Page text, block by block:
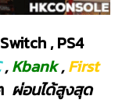
, PS4
,Kbank,First
ผ่อนได้สูงสุด